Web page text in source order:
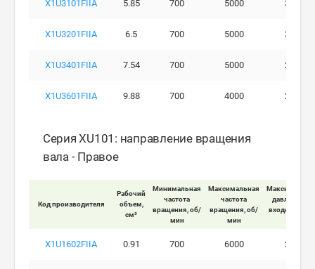
X1U3101FIIA 5.85 700 5000 300
X1U3201FIIA 6.5 700 5000 300
X1U3401FIIA 7.54 700 5000 260
X1U3601FIIA 9.88 700 4000 230
Серия XU101: направление вращения
вала - Правое
Код производителя
Рабочий
объем,
см³
Минимальная
частота
вращения, об/
мин
Максимальная
частота
вращения, об/
мин
давление на
входе
X1U1602FIIA 0.91 700 6000 280